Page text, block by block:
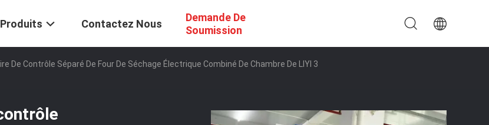
Produits Contactez Nous
Demande De
Soumission
De Contrôle Séparé De Four De Séchage Électrique Combiné De Chambre De LIYI 3